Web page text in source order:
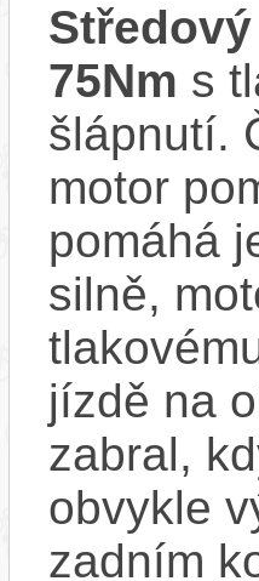
75Nm s
šlápnutí.
motor
pomáhá
silně,
jízdě na
zabral,
obvykle
zadním